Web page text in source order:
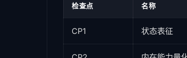
检查点 名称
CP1 状态表征